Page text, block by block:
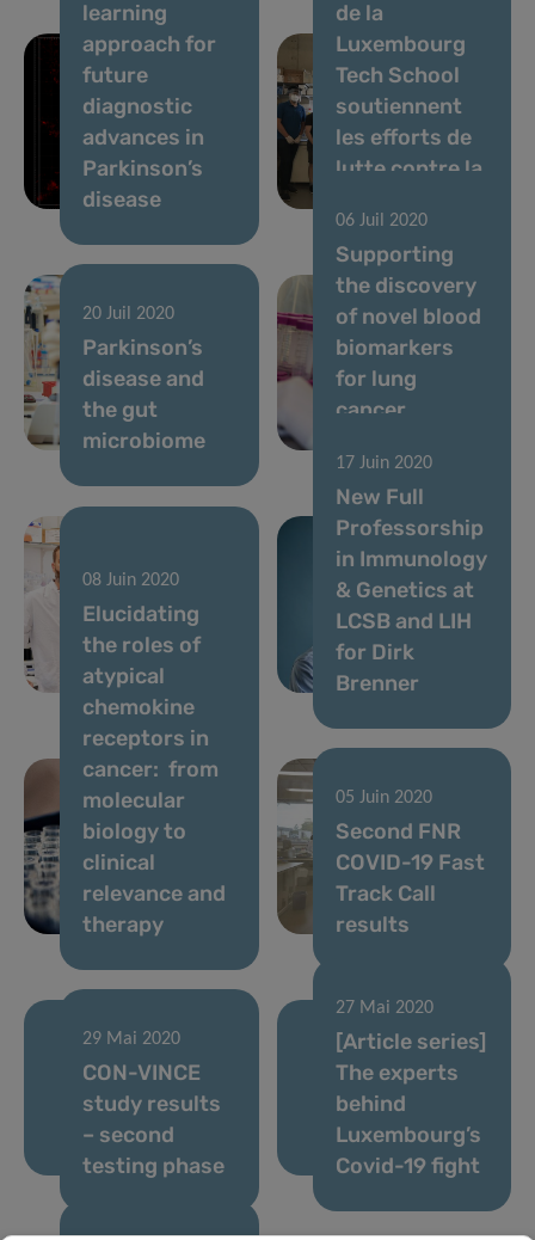
learning
approach for
future
diagnostic
advances in
Parkinson’s
disease
de la
Luxembourg
Tech School
soutiennent
les efforts de
lutte contre la
20 Juil 2020
Parkinson’s
disease and
the gut
microbiome
06 Juil 2020
Supporting
the discovery
of novel blood
biomarkers
for lung
cancer
Renewed hope
for treatment
of pain and
depression
17 Juin 2020
New Full
Professorship
in Immunology
& Genetics at
LCSB and LIH
for Dirk
Brenner
08 Juin 2020
Elucidating
the roles of
atypical
chemokine
receptors in
cancer: from
molecular
biology to
clinical
relevance and
therapy
05 Juin 2020
Second FNR
COVID-19 Fast
Track Call
results
29 Mai 2020
CON-VINCE
study results
– second
testing phase
27 Mai 2020
[Article series]
The experts
behind
Luxembourg’s
Covid-19 fight